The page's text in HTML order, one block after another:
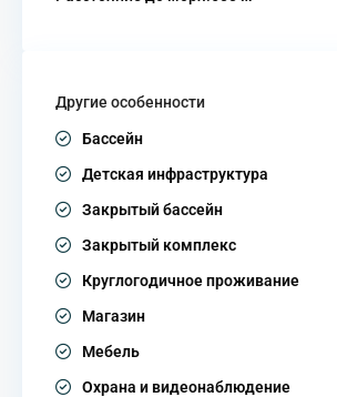
Другие особенности
Бассейн
Детская инфраструктура
Закрытый бассейн
Закрытый комплекс
Круглогодичное проживание
Магазин
Мебель
Охрана и видеонаблюдение